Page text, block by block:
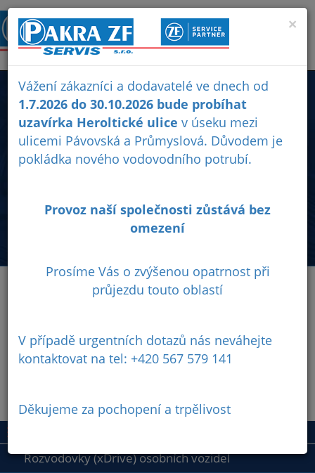
E-SHOP
Prodej originálních náhradních dílů ZF, rozvodovek (xDrive)
osobních vozidel BMW, Audi, Jeep, Chevrolet, Land Rover,
0
Obchodní
Rozvodovky (xDrive) osobních vozidel
×
Vážení zákazníci a dodavatelé ve dnech od
1.7.2026 do 30.10.2026 bude probíhat
uzavírka Heroltické ulice v úseku mezi
ulicemi Pávovská a Průmyslová. Důvodem je
pokládka nového vodovodního potrubí.
Provoz naší společnosti zůstává bez
omezení
Prosíme Vás o zvýšenou opatrnost při
průjezdu touto oblastí
V případě urgentních dotazů nás neváhejte
kontaktovat na tel: +420 567 579 141
Děkujeme za pochopení a trpělivost